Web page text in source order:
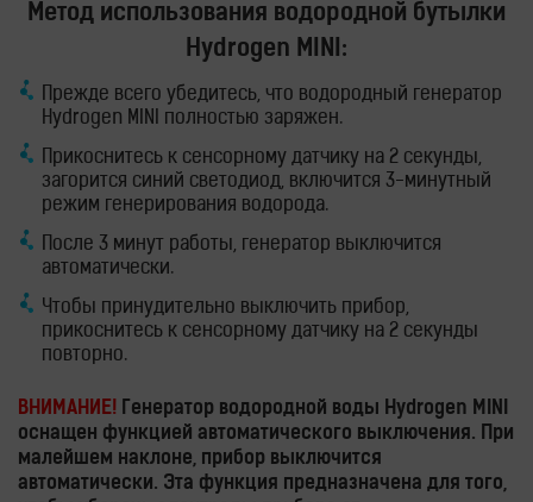
Метод использования водородной бутылки
Hydrogen MINI:
Прежде всего убедитесь, что водородный генератор
Hydrogen MINI полностью заряжен.
Прикоснитесь к сенсорному датчику на 2 секунды,
загорится синий светодиод, включится 3-минутный
режим генерирования водорода.
После 3 минут работы, генератор выключится
автоматически.
Чтобы принудительно выключить прибор,
прикоснитесь к сенсорному датчику на 2 секунды
повторно.
ВНИМАНИЕ! Генератор водородной воды Hydrogen MINI
оснащен функцией автоматического выключения. При
малейшем наклоне, прибор выключится
автоматически. Эта функция предназначена для того,